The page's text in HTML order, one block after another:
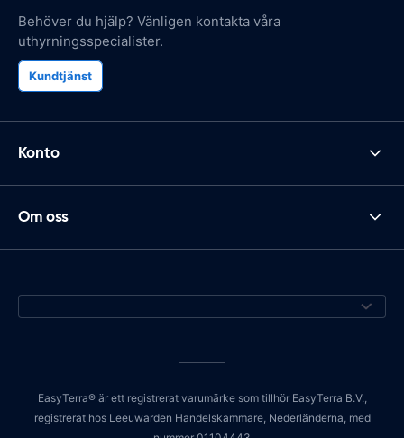
Behöver du hjälp? Vänligen kontakta våra
uthyrningsspecialister.
Kundtjänst
Konto
Om oss
EasyTerra® är ett registrerat varumärke som tillhör EasyTerra B.V.,
registrerat hos Leeuwarden Handelskammare, Nederländerna, med